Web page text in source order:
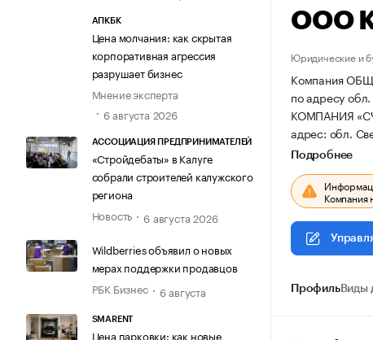
АПКБК
Цена молчания: как скрытая
корпоративная агрессия
разрушает бизнес
Мнение эксперта
6 августа 2026
АССОЦИАЦИЯ ПРЕДПРИНИМАТЕЛЕЙ
«Стройдебаты» в Калуге
собрали строителей калужского
региона
Новость
6 августа 2026
Wildberries объявил о новых
мерах поддержки продавцов
РБК Бизнес
6 августа
SMARENT
Цена парковки: как новые
ООО
Юридические и
Компания
по адресу
КОМПАНИЯ
адрес: обл.
Подробнее
Компания
ПрофильВиды